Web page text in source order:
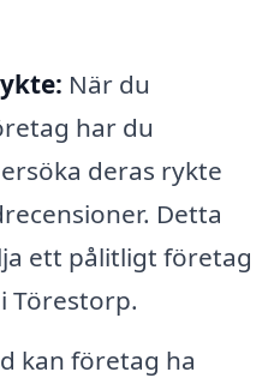
När du
har du
deras rykte
Detta
ett pålitligt företag
Törestorp.
kan företag ha